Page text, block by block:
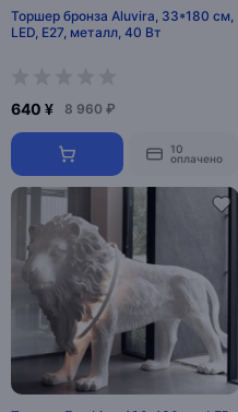
Торшер бронза Aluvira, 33*180 см,
LED, Е27, металл, 40 Вт
640 ¥ 8 960 ₽
10
оплачено